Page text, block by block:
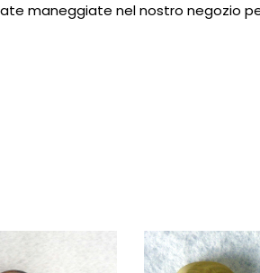
maneggiate nel nostro negozio